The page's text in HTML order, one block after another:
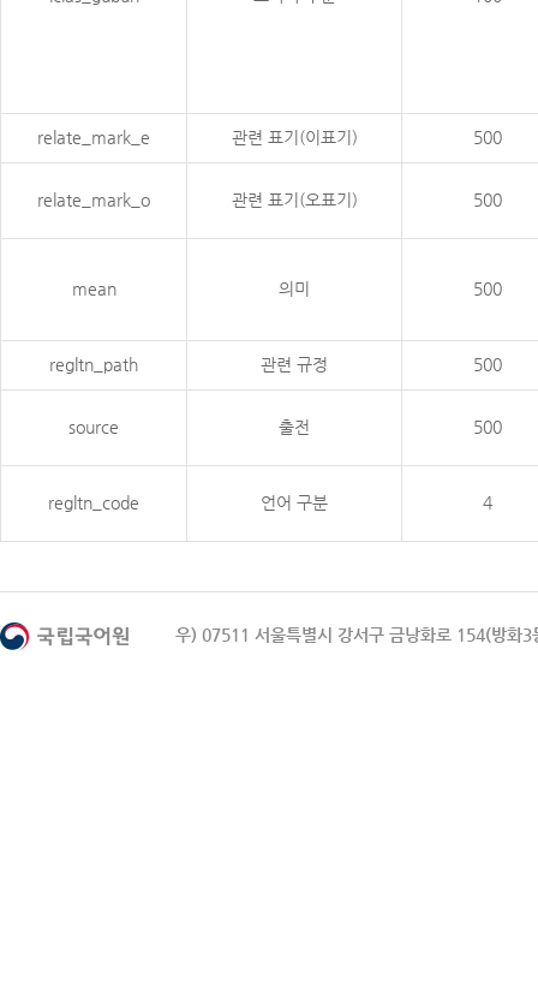
relate_mark_e 관련 표기(이표기) 500
relate_mark_o 관련 표기(오표기) 500
mean 의미 500
regltn_path 관련 규정 500
source 출전 500
regltn_code 언어 구분 4
우) 07511 서울특별시 강서구 금낭화로 154(방화3